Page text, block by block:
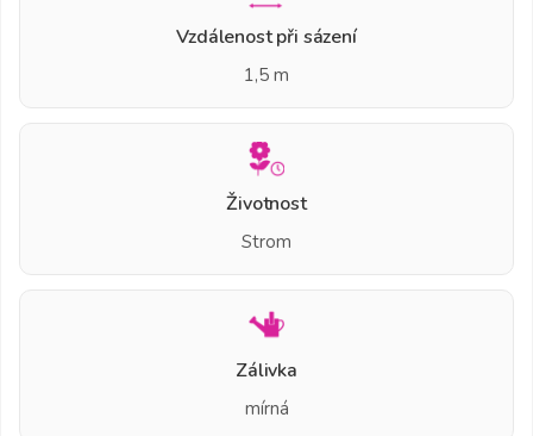
Vzdálenost při sázení
1,5 m
Životnost
Strom
Zálivka
mírná